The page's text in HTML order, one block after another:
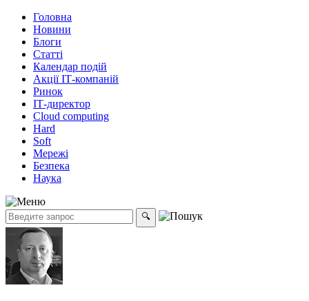
Головна
Новини
Блоги
Статті
Календар подій
Акції ІТ-компаній
Ринок
ІТ-директор
Cloud computing
Hard
Soft
Мережі
Безпека
Наука